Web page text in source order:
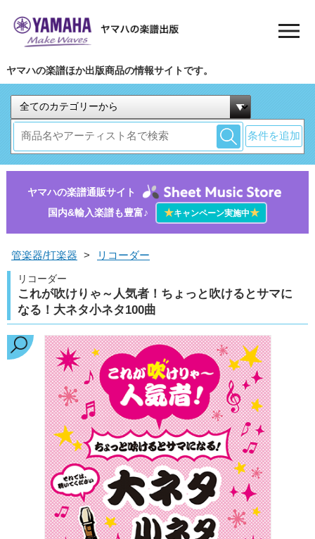
ヤマハの楽譜ほか出版商品の情報サイトです。
条件を追加
ヤマハの楽譜通販サイト
国内&輸入楽譜も豊富♪
★キャンペーン実施中★
管楽器/打楽器 > リコーダー
リコーダー
これが吹けりゃ～人気者！ちょっと吹けるとサマに
なる！大ネタ小ネタ100曲